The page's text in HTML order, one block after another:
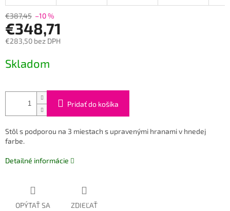
€387,45 –10 %
€348,71
€283,50 bez DPH
cena:
Skladom
Pridať do košíka
Stôl s podporou na 3 miestach s upravenými hranami v hnedej
farbe.
Detailné informácie
OPÝTAŤ SA ZDIEĽAŤ